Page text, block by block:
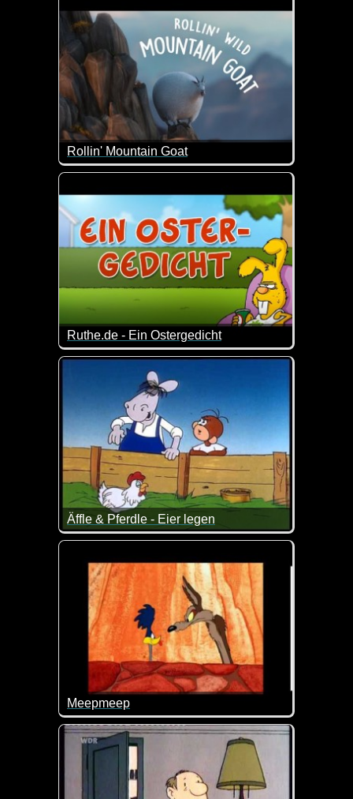
Rollin' Mountain Goat
Die dicken Tiere kennen wir ja bereits aus
Ruthe.de - Ein Ostergedicht
Egal wie du den Osterhase findest, er hat
Äffle & Pferdle - Eier legen
Das Pferdle ist schon besonders schlau ;-)
Meepmeep
Saublöd, aber man muss spontan drüber lachen :-)